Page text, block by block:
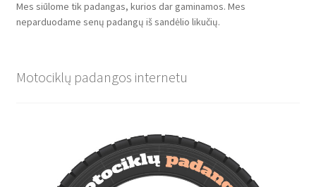
Mes siūlome tik padangas, kurios dar gaminamos. Mes
neparduodame senų padangų iš sandėlio likučių.
Motociklų padangos internetu